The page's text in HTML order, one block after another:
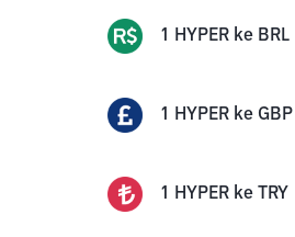
1 HYPER ke BRL
1 HYPER ke GBP
1 HYPER ke TRY